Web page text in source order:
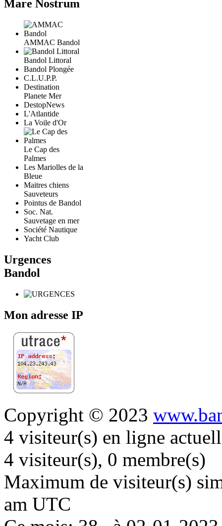
Mare Nostrum
AMMAC Bandol
Bandol Littoral
Bandol Plongée
C.L.U.P.P.
Destination
Planete Mer
DestopNews
L'Atlantide
La Voile d'Or
Le Cap des
Palmes
Les Mariolles de la
Bleue
Maitres chiens
Sauveteurs
Pointus de Bandol
Soc. Nat.
Sauvetage en mer
Société Nautique
Yacht Club
Urgences
Bandol
Mon adresse IP
Copyright © 2023
4 visiteur(s) en ligne
4 visiteur(s), 0 membre(s)
Maximum de visiteur(s)
am UTC